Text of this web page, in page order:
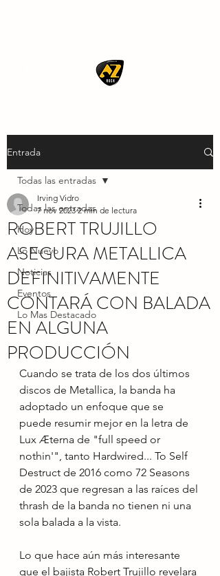
Entrada
Todas las entradas
Hoy
Lo Nuevo
Noticias
Eventos
Lo Mas Destacado
Todas las entradas
ROBERT TRUJILLO
ASEGURA METALLICA
DEFINITIVAMENTE
CONTARÁ CON BALADA
EN ALGUNA
PRODUCCIÓN
Irving Vidro
7 nov 2023 2 min de lectura
Cuando se trata de los dos últimos
discos de Metallica, la banda ha
adoptado un enfoque que se
puede resumir mejor en la letra de
Lux Æterna de "full speed or
nothin'", tanto Hardwired... To Self
Destruct de 2016 como 72 Seasons
de 2023 que regresan a las raíces del
thrash de la banda no tienen ni una
sola balada a la vista.
Lo que hace aún más interesante
que el bajista Robert Trujillo revelara